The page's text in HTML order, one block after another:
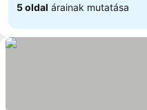
5 oldal árainak mutatása